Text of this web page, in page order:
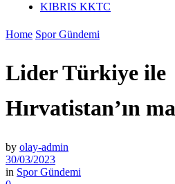
KIBRIS KKTC
Home Spor Gündemi
Lider Türkiye ile
Hırvatistan’ın
by olay-admin
30/03/2023
in Spor Gündemi